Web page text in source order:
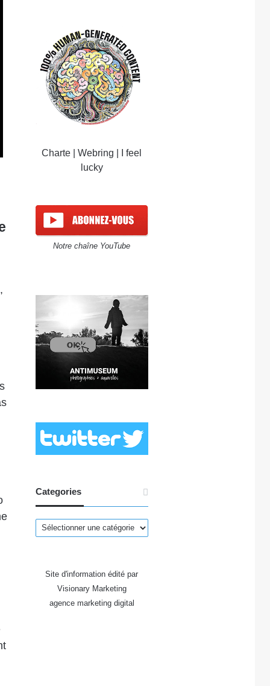
Charte |Webring
I feel
lucky
Notre chaîne YouTube
Categories
Categories
Site d'information édité par
Visionary Marketing
agence marketing digital